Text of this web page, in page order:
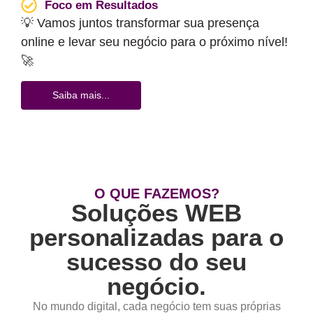
Foco em Resultados
💡 Vamos juntos transformar sua presença
online e levar seu negócio para o próximo nível!
🚀
Saiba mais...
O QUE FAZEMOS?
Soluções WEB
personalizadas para o
sucesso do seu
negócio.
No mundo digital, cada negócio tem suas próprias